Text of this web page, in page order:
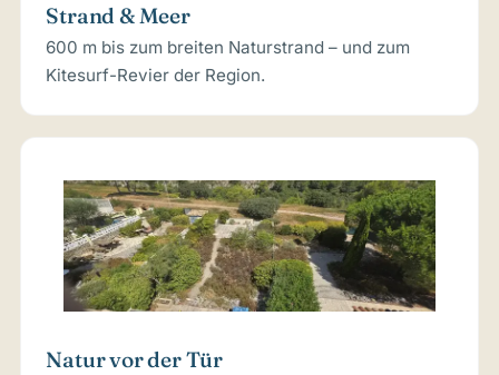
Strand & Meer
600 m bis zum breiten Naturstrand – und zum
Kitesurf-Revier der Region.
Natur vor der Tür